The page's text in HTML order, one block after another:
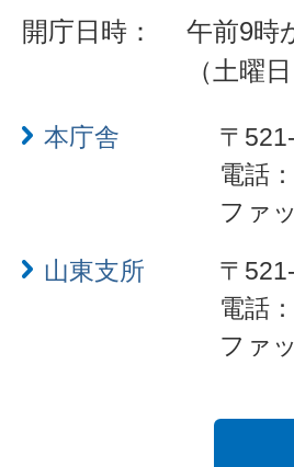
開庁日時：
午前9時
（土曜
本庁舎
〒
電話
ファ
山東支所
〒
電話
ファ